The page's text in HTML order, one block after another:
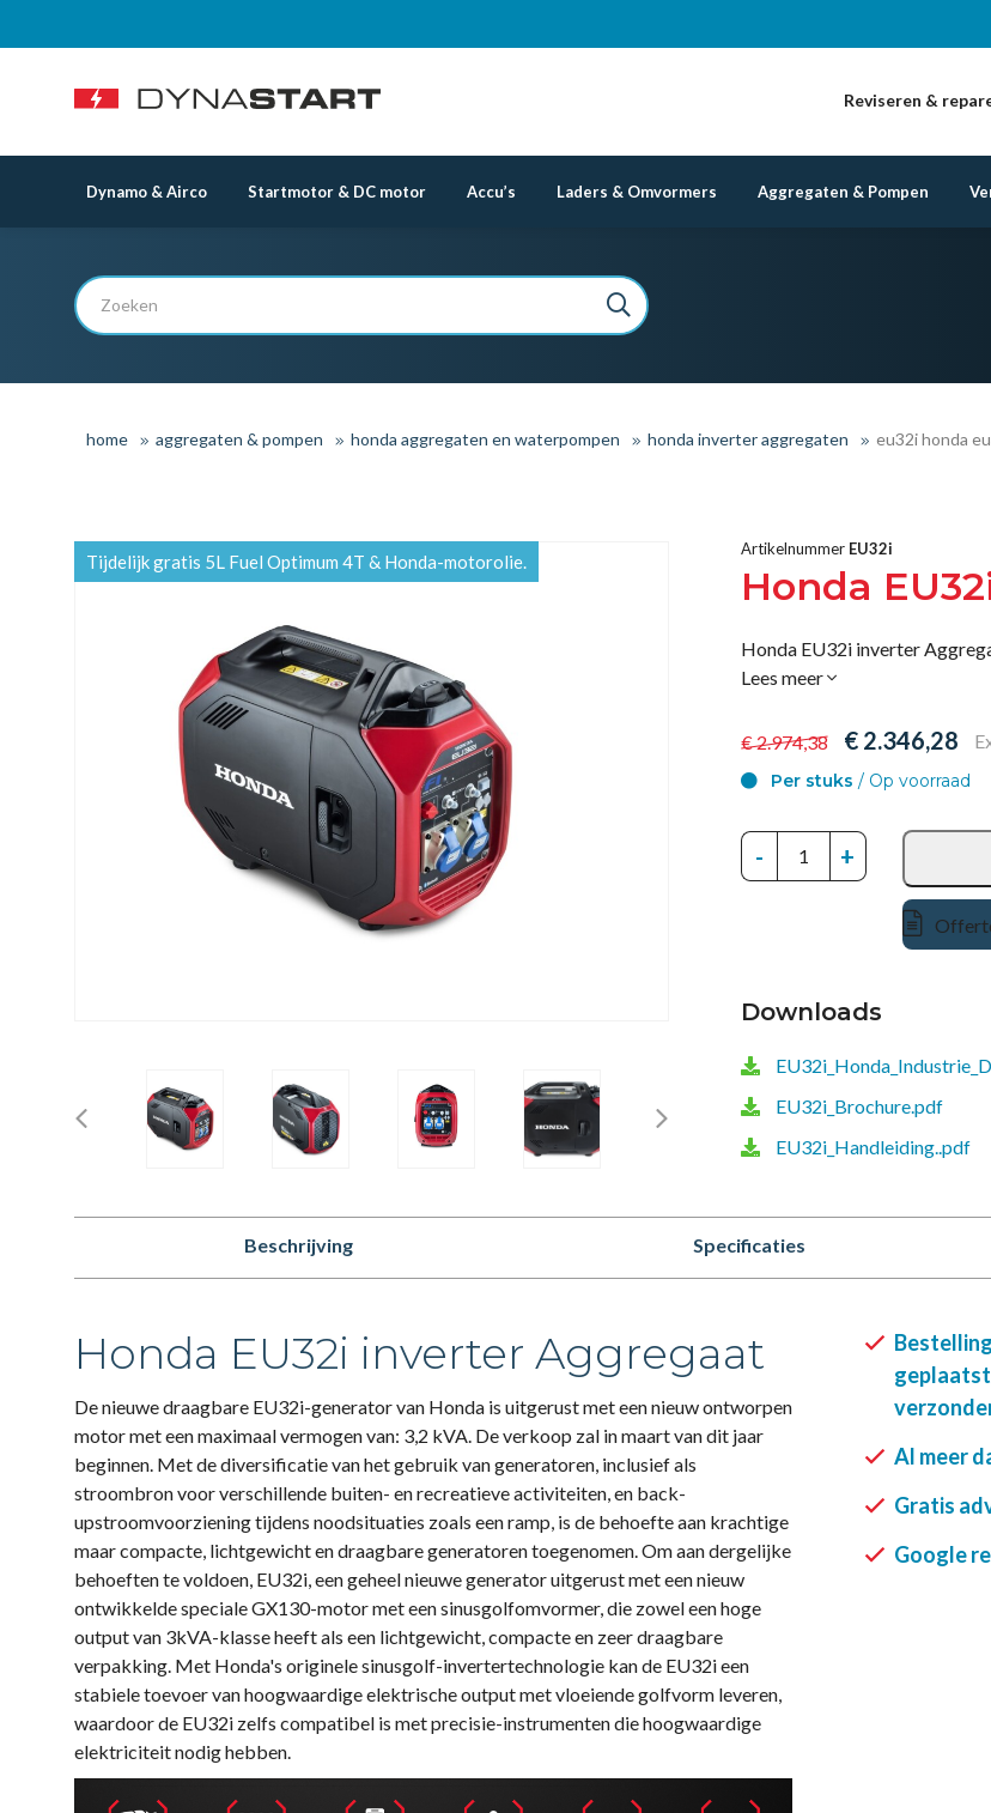
Reviseren &
Dynamo & Airco Startmotor & DC motor Accu’s Laders & Omvormers Aggregaten & Pompen
home aggregaten & pompen honda aggregaten en waterpompen honda inverter aggregaten eu32i honda
Tijdelijk gratis 5L Fuel Optimum 4T & Honda-motorolie.
Artikelnummer EU32i
Honda
Honda EU32i inverter
Lees meer
€ 2.974,38 € 2.346,28
Per stuks / Op voorraad
- +
Downloads
EU32i_Brochure.pdf
EU32i_Handleiding..pdf
Beschrijving Specificaties
Honda EU32i inverter Aggregaat
De nieuwe draagbare EU32i-generator van Honda is uitgerust met een nieuw ontworpen
motor met een maximaal vermogen van: 3,2 kVA. De verkoop zal in maart van dit jaar
beginnen. Met de diversificatie van het gebruik van generatoren, inclusief als
stroombron voor verschillende buiten- en recreatieve activiteiten, en back-
upstroomvoorziening tijdens noodsituaties zoals een ramp, is de behoefte aan krachtige
maar compacte, lichtgewicht en draagbare generatoren toegenomen. Om aan dergelijke
behoeften te voldoen, EU32i, een geheel nieuwe generator uitgerust met een nieuw
ontwikkelde speciale GX130-motor met een sinusgolfomvormer, die zowel een hoge
output van 3kVA-klasse heeft als een lichtgewicht, compacte en zeer draagbare
verpakking. Met Honda's originele sinusgolf-invertertechnologie kan de EU32i een
stabiele toevoer van hoogwaardige elektrische output met vloeiende golfvorm leveren,
waardoor de EU32i zelfs compatibel is met precisie-instrumenten die hoogwaardige
elektriciteit nodig hebben.
Al meer
Gratis
Google